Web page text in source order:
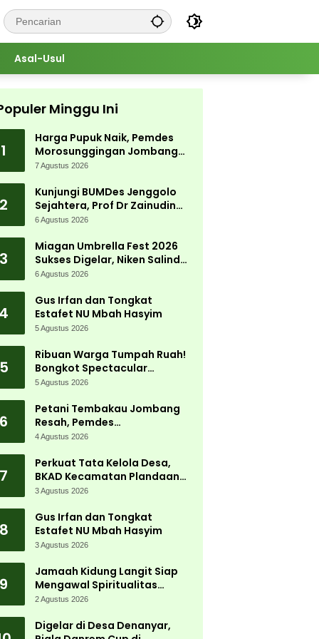
Asal-Usul
Minggu Ini
1
Harga Pupuk Naik, Pemdes
Morosunggingan Jombang
Cari Solusi Lewat Kajian
7 Agustus 2026
2
Kunjungi BUMDes Jenggolo
Sejahtera, Prof Dr Zainudin
Maliki: Kita Wujudkan
Potensi Desa
6 Agustus 2026
3
Miagan Umbrella Fest 2026
Sukses Digelar, Niken Salindry
Jadi Magnet Ribuan
6 Agustus 2026
4
Gus Irfan dan Tongkat
Estafet NU Mbah Hasyim
5 Agustus 2026
5
Ribuan Warga Tumpah Ruah!
Bongkot Spectacular
Carnival 2026 Jadi Pesta
Peterongan
5 Agustus 2026
6
Petani Tembakau Jombang
Resah, Pemdes
Tanjungwadung dan Disperta
4 Agustus 2026
7
Perkuat Tata Kelola Desa,
BKAD Kecamatan Plandaan
Gelar Pelatihan Aparatur
3 Agustus 2026
8
Gus Irfan dan Tongkat
Estafet NU Mbah Hasyim
3 Agustus 2026
9
Jamaah Kidung Langit Siap
Mengawal Spiritualitas
Muktamar NU
2 Agustus 2026
Digelar di Desa Denanyar,